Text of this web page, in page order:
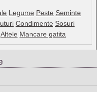
Legume Peste Seminte
Condimente Sosuri
Altele Mancare gatita